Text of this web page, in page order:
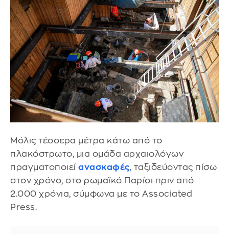
Μόλις τέσσερα μέτρα κάτω από το
πλακόστρωτο, μια ομάδα αρχαιολόγων
πραγματοποιεί ανασκαφές, ταξιδεύοντας πίσω
στον χρόνο, στο ρωμαϊκό Παρίσι πριν από
2.000 χρόνια, σύμφωνα με το Associated
Press.